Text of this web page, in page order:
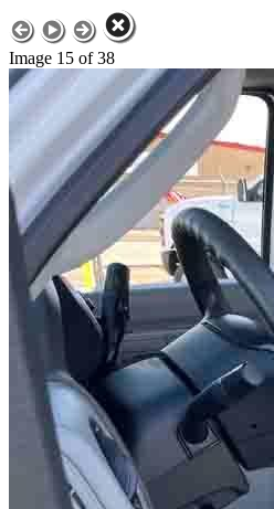
Image 15 of 38